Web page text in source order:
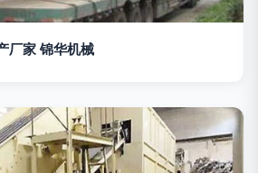
厂家 锦华机械